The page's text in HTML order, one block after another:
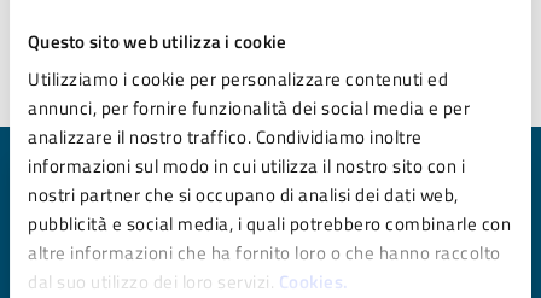
Questo sito web utilizza i cookie
Utilizziamo i cookie per personalizzare contenuti ed
annunci, per fornire funzionalità dei social media e per
analizzare il nostro traffico. Condividiamo inoltre
informazioni sul modo in cui utilizza il nostro sito con i
nostri partner che si occupano di analisi dei dati web,
pubblicità e social media, i quali potrebbero combinarle con
altre informazioni che ha fornito loro o che hanno raccolto
dal suo utilizzo dei loro servizi. Cookies.
Quanto sono chiare le informazioni su questa
pagina?
Valuta da 1 a 5 stelle la pagina